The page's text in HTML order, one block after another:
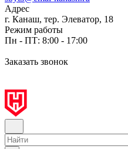
Адрес
г. Канаш, тер. Элеватор, 18
Режим работы
Пн - ПТ: 8:00 - 17:00
Заказать звонок